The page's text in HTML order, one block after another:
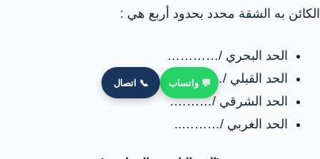
الكائن به الشقة محدد بحدود أربع هي :
الحد البحري /…………
الحد القبلي /………..
الحد الشرقي /……….
الحد الغربي /………..
💬 واتساب 📞 اتصال